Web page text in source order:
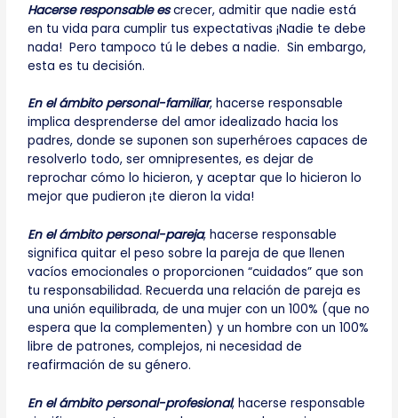
Hacerse responsable escrecer, admitir que nadie está
en tu vida para cumplir tus expectativas ¡Nadie te debe
nada! Pero tampoco tú le debes a nadie. Sin embargo,
esta es tu decisión.
En el ámbito personal-familiar, hacerse responsable
implica desprenderse del amor idealizado hacia los
padres, donde se suponen son superhéroes capaces de
resolverlo todo, ser omnipresentes, es dejar de
reprochar cómo lo hicieron, y aceptar que lo hicieron lo
mejor que pudieron ¡te dieron la vida!
En el ámbito personal-pareja, hacerse responsable
significa quitar el peso sobre la pareja de que llenen
vacíos emocionales o proporcionen “cuidados” que son
tu responsabilidad. Recuerda una relación de pareja es
una unión equilibrada, de una mujer con un 100% (que no
espera que la complementen) y un hombre con un 100%
libre de patrones, complejos, ni necesidad de
reafirmación de su género.
En el ámbito personal-profesional, hacerse responsable